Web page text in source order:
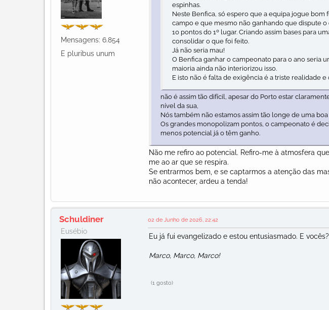
Mensagens: 6.854
E pluribus unum
espinhas.
Neste Benfica, só espero que a equipa jogue
campo e que mesmo não ganhando que dispute
10 pontos do 1º lugar. Criando assim bases para
consolidar o que foi feito.
Já não seria mau!
O Benfica ganhar o campeonato para o ano seria
maioria ainda não interiorizou isso.
E isto não é falta de exigência é a triste realidade
não é assim tão difícil, apesar do Porto estar
nível da sua,
Nós também não estamos assim tão longe de uma
Os grandes monopolizam pontos, o campeonato é
menos potencial já o têm ganho.
Não me refiro ao potencial. Refiro-me à atmosfera
me ao ar que se respira.
Se entrarmos bem, e se captarmos a atenção das
não acontecer, ardeu a tenda!
Schuldiner
Eusébio
02 de Junho de 2026, 22:42
Eu já fui evangelizado e estou entusiasmado. E vocês?
Marco, Marco, Marco!
(1 gosto)